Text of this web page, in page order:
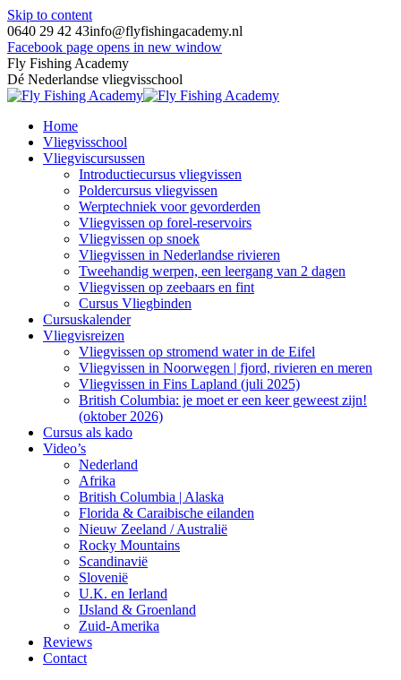
Skip to content
0640 29 42 43info@flyfishingacademy.nl
Facebook page opens in new window
Fly Fishing Academy
Dé Nederlandse vliegvisschool
Home
Vliegvisschool
Vliegviscursussen
Introductiecursus vliegvissen
Poldercursus vliegvissen
Werptechniek voor gevorderden
Vliegvissen op forel-reservoirs
Vliegvissen op snoek
Vliegvissen in Nederlandse rivieren
Tweehandig werpen, een leergang van 2 dagen
Vliegvissen op zeebaars en fint
Cursus Vliegbinden
Cursuskalender
Vliegvisreizen
Vliegvissen op stromend water in de Eifel
Vliegvissen in Noorwegen | fjord, rivieren en meren
Vliegvissen in Fins Lapland (juli 2025)
British Columbia: je moet er een keer geweest zijn!
(oktober 2026)
Cursus als kado
Video’s
Nederland
Afrika
British Columbia | Alaska
Florida & Caraibische eilanden
Nieuw Zeeland / Australië
Rocky Mountains
Scandinavië
Slovenië
U.K. en Ierland
IJsland & Groenland
Zuid-Amerika
Reviews
Contact